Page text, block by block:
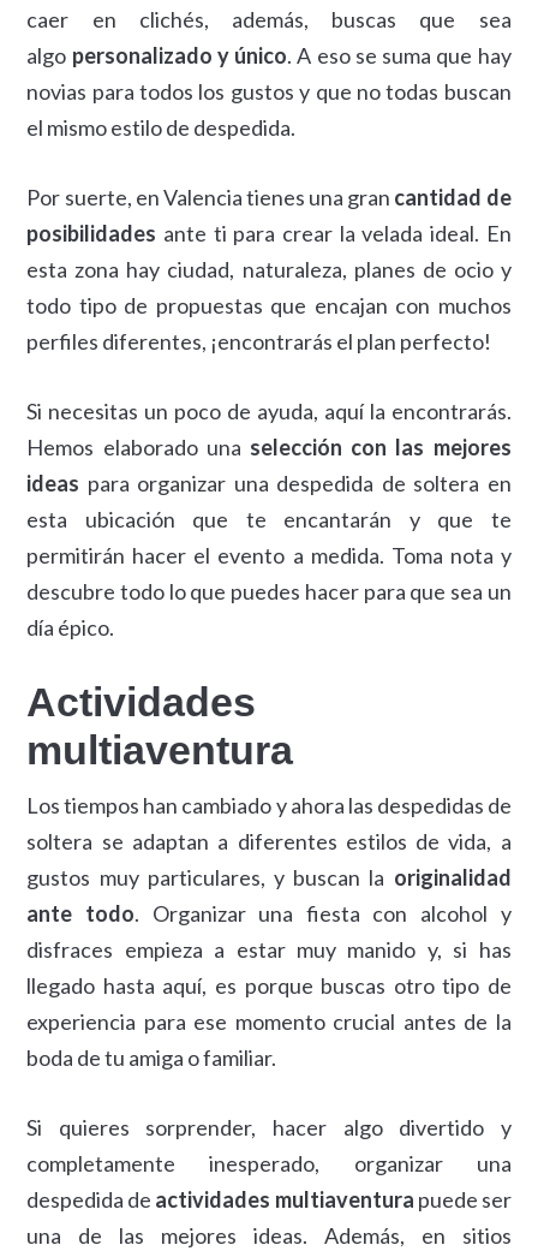
caer en clichés, además, buscas que sea
algo personalizado y único. A eso se suma que hay
novias para todos los gustos y que no todas buscan
el mismo estilo de despedida.
Por suerte, en Valencia tienes una gran cantidad de
posibilidades ante ti para crear la velada ideal. En
esta zona hay ciudad, naturaleza, planes de ocio y
todo tipo de propuestas que encajan con muchos
perfiles diferentes, ¡encontrarás el plan perfecto!
Si necesitas un poco de ayuda, aquí la encontrarás.
Hemos elaborado una selección con las mejores
ideas para organizar una despedida de soltera en
esta ubicación que te encantarán y que te
permitirán hacer el evento a medida. Toma nota y
descubre todo lo que puedes hacer para que sea un
día épico.
Actividades
multiaventura
Los tiempos han cambiado y ahora las despedidas de
soltera se adaptan a diferentes estilos de vida, a
gustos muy particulares, y buscan la originalidad
ante todo. Organizar una fiesta con alcohol y
disfraces empieza a estar muy manido y, si has
llegado hasta aquí, es porque buscas otro tipo de
experiencia para ese momento crucial antes de la
boda de tu amiga o familiar.
Si quieres sorprender, hacer algo divertido y
completamente inesperado, organizar una
despedida de actividades multiaventura puede ser
una de las mejores ideas. Además, en sitios